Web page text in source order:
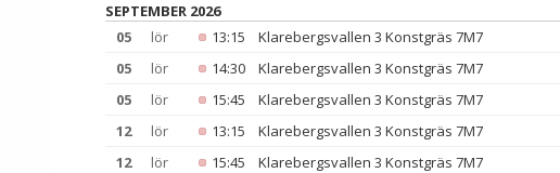
SEPTEMBER 2026
05
lör 13:15 Klarebergsvallen 3 Konstgräs 7M7
05
lör 14:30 Klarebergsvallen 3 Konstgräs 7M7
05
lör 15:45 Klarebergsvallen 3 Konstgräs 7M7
12
lör 13:15 Klarebergsvallen 3 Konstgräs 7M7
12
lör 15:45 Klarebergsvallen 3 Konstgräs 7M7